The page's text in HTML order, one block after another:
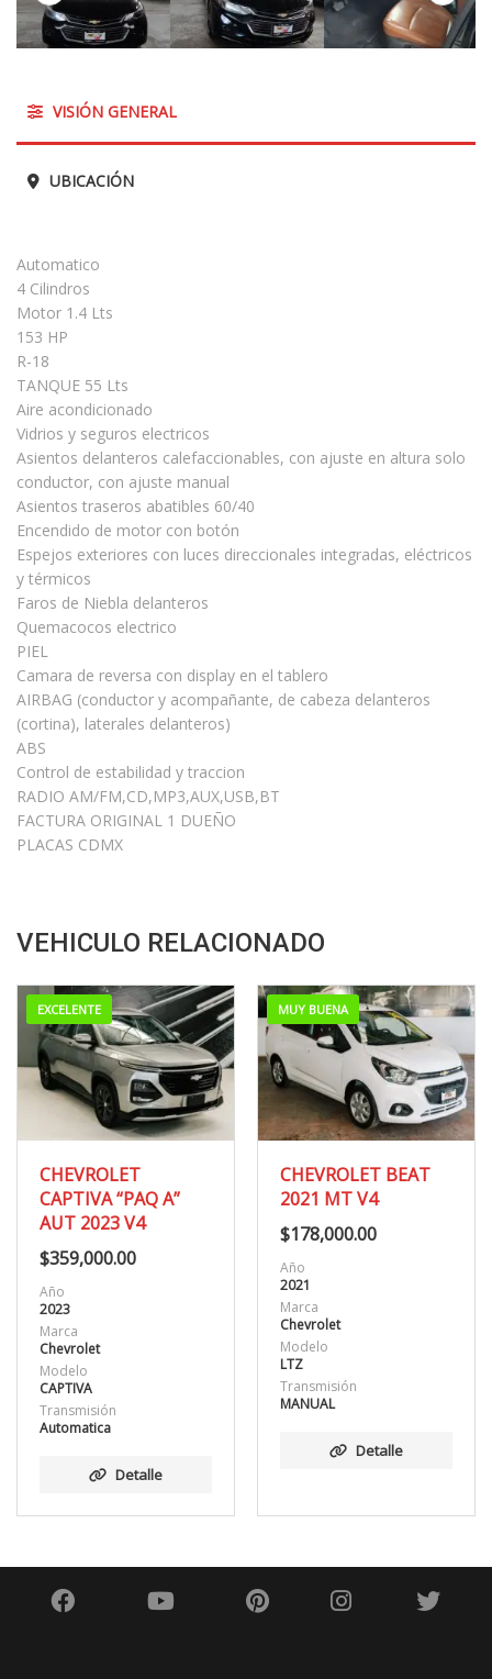
VISIÓN GENERAL
UBICACIÓN
Automatico
4 Cilindros
Motor 1.4 Lts
153 HP
R-18
TANQUE 55 Lts
Aire acondicionado
Vidrios y seguros electricos
Asientos delanteros calefaccionables, con ajuste en altura solo
conductor, con ajuste manual
Asientos traseros abatibles 60/40
Encendido de motor con botón
Espejos exteriores con luces direccionales integradas, eléctricos
y térmicos
Faros de Niebla delanteros
Quemacocos electrico
PIEL
Camara de reversa con display en el tablero
AIRBAG (conductor y acompañante, de cabeza delanteros
(cortina), laterales delanteros)
ABS
Control de estabilidad y traccion
RADIO AM/FM,CD,MP3,AUX,USB,BT
FACTURA ORIGINAL 1 DUEÑO
PLACAS CDMX
VEHICULO RELACIONADO
EXCELENTE
CHEVROLET
CAPTIVA “PAQ A”
AUT 2023 V4
$359,000.00
Año
2023
Marca
Chevrolet
Modelo
CAPTIVA
Transmisión
Automatica
Detalle
MUY BUENA
CHEVROLET BEAT
2021 MT V4
$178,000.00
Año
2021
Marca
Chevrolet
Modelo
LTZ
Transmisión
MANUAL
Detalle